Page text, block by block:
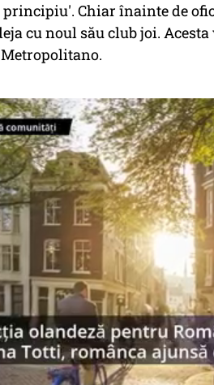
principiu'. Chiar înainte de
cu noul său club joi.